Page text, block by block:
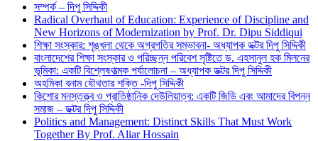
সম্পর্ক – দিপু সিদ্দিকী
Radical Overhaul of Education: Experience of Discipline and
New Horizons of Modernization by Prof. Dr. Dipu Siddiqui
শিক্ষা সংস্কার: শৃঙ্খলা থেকে অগ্রগতির সম্ভাবনা- অধ্যাপক ডক্টর দিপু সিদ্দিকী
বাংলাদেশের শিক্ষা সংস্কার ও পরিচ্ছন্ন পরিবেশ সৃষ্টিতে ড. এহসানুল হক মিলনের
ভূমিকা: একটি বিশ্লেষণাত্মক পর্যালোচনা – অধ্যাপক ডক্টর দিপু সিদ্দিকী
অহমিকা বনাম যৌথতার শক্তি -দিপু সিদ্দিকী
কিশোর মনস্তত্ত্ব ও প্রাতিষ্ঠানিক দেউলিয়াত্ব: একটি জিডি এবং আমাদের বিপন্ন
সমাজ – ডক্টর দিপু সিদ্দিকী
Politics and Management: Distinct Skills That Must Work
Together By Prof. Aliar Hossain